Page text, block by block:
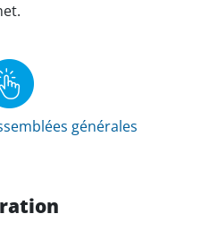
générales